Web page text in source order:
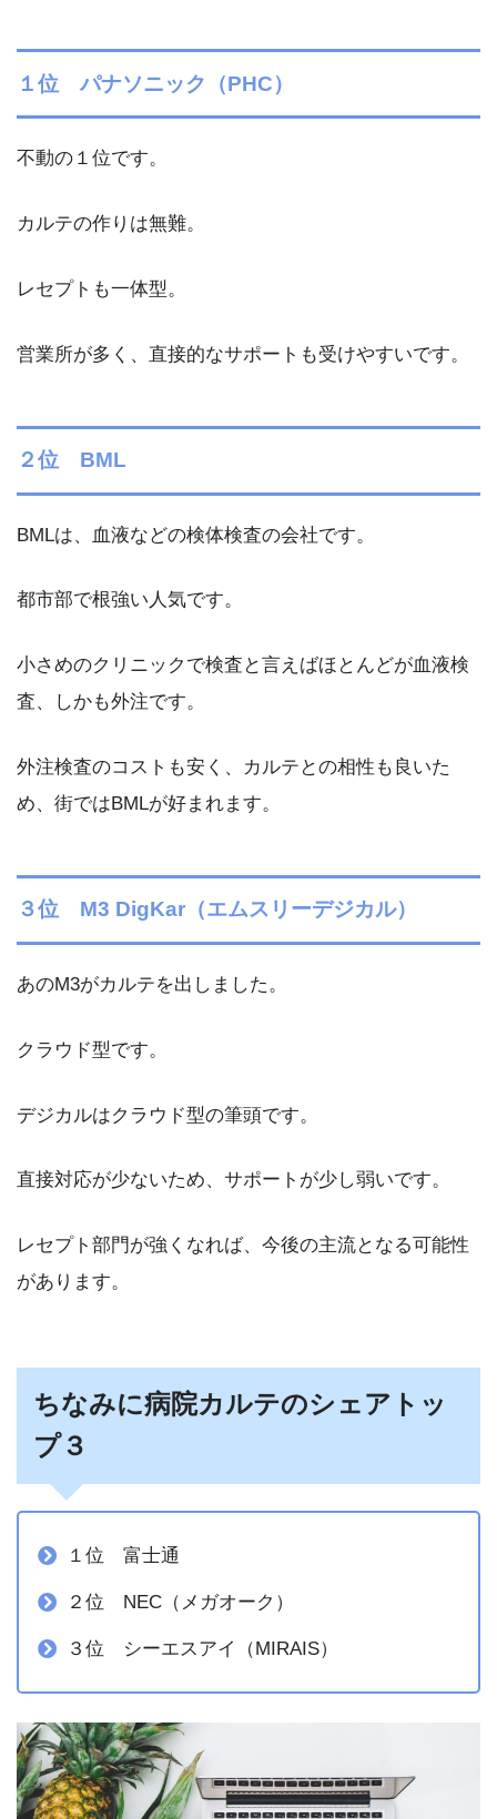
１位 パナソニック（PHC）
不動の１位です。
カルテの作りは無難。
レセプトも一体型。
営業所が多く、直接的なサポートも受けやすいです。
２位 BML
BMLは、血液などの検体検査の会社です。
都市部で根強い人気です。
小さめのクリニックで検査と言えばほとんどが血液検
査、しかも外注です。
外注検査のコストも安く、カルテとの相性も良いた
め、街ではBMLが好まれます。
３位 M3 DigKar（エムスリーデジカル）
あのM3がカルテを出しました。
クラウド型です。
デジカルはクラウド型の筆頭です。
直接対応が少ないため、サポートが少し弱いです。
レセプト部門が強くなれば、今後の主流となる可能性
があります。
ちなみに病院カルテのシェアトッ
プ３
１位 富士通
２位 NEC（メガオーク）
３位 シーエスアイ（MIRAIS）